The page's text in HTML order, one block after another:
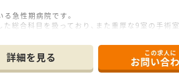
急性期病院です。
た総合科目を扱っており、また重厚な9室の手
心臓不整脈カテーテル治療約300例などの実績
見学医師や外国人医師留学生の受け入れを積極的
詳細を見る この求人に
お問い合